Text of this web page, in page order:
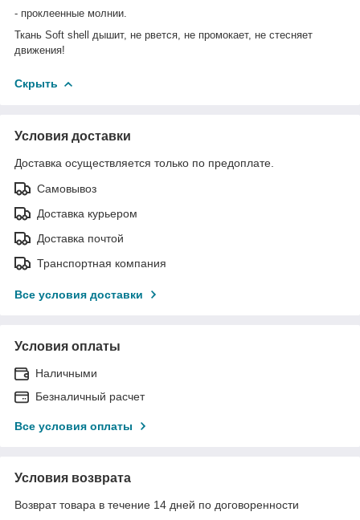
- проклеенные молнии.
Ткань Soft shell дышит, не рвется, не промокает, не стесняет
движения!
Скрыть
Условия доставки
Доставка осуществляется только по предоплате.
Самовывоз
Доставка курьером
Доставка почтой
Транспортная компания
Все условия доставки
Условия оплаты
Наличными
Безналичный расчет
Все условия оплаты
Условия возврата
Возврат товара в течение 14 дней по договоренности